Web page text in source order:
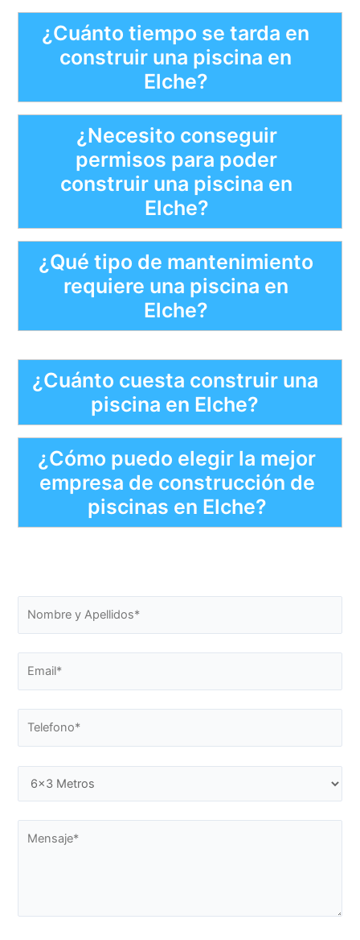
¿Cuánto tiempo se tarda en
construir una piscina en
Elche?
¿Necesito conseguir
permisos para poder
construir una piscina en
Elche?
¿Qué tipo de mantenimiento
requiere una piscina en
Elche?
¿Cuánto cuesta construir una
piscina en Elche?
¿Cómo puedo elegir la mejor
empresa de construcción de
piscinas en Elche?